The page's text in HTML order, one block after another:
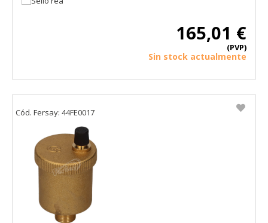
165,01 €
(PVP)
Sin stock actualmente
Cód. Fersay: 44FE0017